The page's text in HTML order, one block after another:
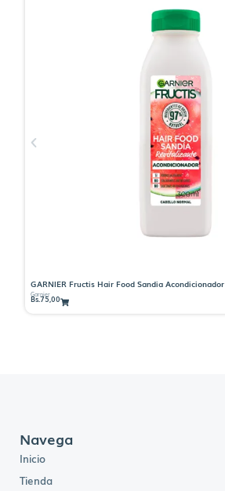
GARNIER Fructis Hair Food Sandia Acondicionador
Garnier
Bs.75,00
Navega
Inicio
Tienda